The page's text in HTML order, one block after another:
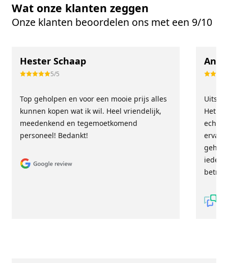
Wat onze klanten zeggen
Onze klanten beoordelen ons met een 9/10
Hester Schaap
5/5
Top geholpen en voor een mooie prijs alles
kunnen kopen wat ik wil. Heel vriendelijk,
meedenkend en tegemoetkomend
personeel! Bedankt!
Het
echt